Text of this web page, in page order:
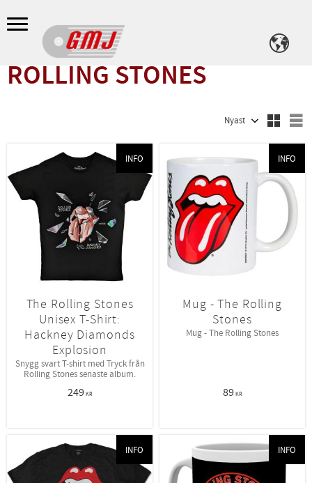
Meny
ROLLING STONES
The Rolling Stones
Unisex T-Shirt:
Hackney Diamonds
Explosion
Snygg svart T-shirt med Tryck från
Rolling Stones senaste album.
249KR
INFO
Mug - The Rolling
Stones
Mug - The Rolling Stones
89KR
INFO
INFO INFO